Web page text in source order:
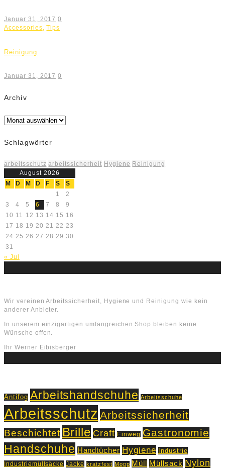
Januar 31, 2017 0
Accessories,Tips
Reinigung
Januar 31, 2017 0
Archiv
Archiv
Schlagwörter
arbeitsschutz arbeitssicherheit Hygiene Reinigung
August 2026
M
D M D F S
S
1
2
3
4 5 6 7 8
9
10 11 12 13 14 15 16
17 18 19 20 21 22 23
24 25 26 27 28 29 30
31
« Jul
Wir vereinen Arbeitssicherheit, Hygiene und Reinigung wie kein
anderer Anbieter.
In unserem einzigartigen umfangreichen Shop bleiben keine
Wünsche offen.
Ihr Werner Eibisberger
Antifog Arbeitshandschuhe Arbeitsschuhe
Arbeitsschutz Arbeitssicherheit
Beschichtet Brille Craft Einweg Gastronomie
Handschuhe Handtücher Hygiene Industrie
Industriemüllsäcke Jacke kratzfest Mopp Müll Müllsack Nylon